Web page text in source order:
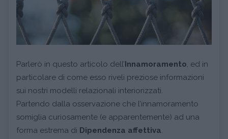
Parlerò in questo articolo dell’Innamoramento , ed in
particolare di come esso riveli preziose informazioni
sui nostri modelli relazionali interiorizzati.
Partendo dalla osservazione che l’innamoramento
somiglia curiosamente (e apparentemente) ad una
forma estrema di Dipendenza affettiva